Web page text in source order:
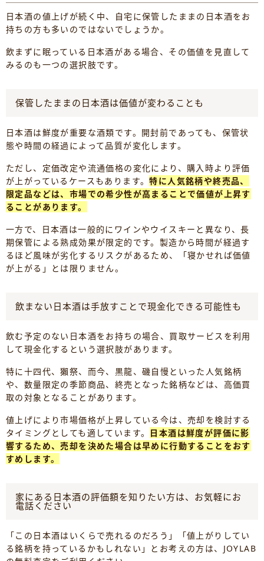
日本酒の値上げが続く中、自宅に保管したままの日本酒をお
持ちの方も多いのではないでしょうか。
飲まずに眠っている日本酒がある場合、その価値を見直して
みるのも一つの選択肢です。
保管したままの日本酒は価値が変わることも
日本酒は鮮度が重要な酒類です。開封前であっても、保管状
態や時間の経過によって品質が変化します。
ただし、定価改定や流通価格の変化により、購入時より評価
が上がっているケースもあります。特に人気銘柄や終売品、
限定品などは、市場での希少性が高まることで価値が上昇す
ることがあります。
一方で、日本酒は一般的にワインやウイスキーと異なり、長
期保管による熟成効果が限定的です。製造から時間が経過す
るほど風味が劣化するリスクがあるため、「寝かせれば価値
が上がる」とは限りません。
飲まない日本酒は手放すことで現金化できる可能性も
飲む予定のない日本酒をお持ちの場合、買取サービスを利用
して現金化するという選択肢があります。
特に十四代、獺祭、而今、黒龍、磯自慢といった人気銘柄
や、数量限定の季節商品、終売となった銘柄などは、高価買
取の対象となることがあります。
値上げにより市場価格が上昇している今は、売却を検討する
タイミングとしても適しています。 日本酒は鮮度が評価に影
響するため、売却を決めた場合は早めに行動することをおす
すめします。
家にある日本酒の評価額を知りたい方は、お気軽にお
電話ください
「この日本酒はいくらで売れるのだろう」「値上がりしてい
る銘柄を持っているかもしれない」とお考えの方は、JOYLAB